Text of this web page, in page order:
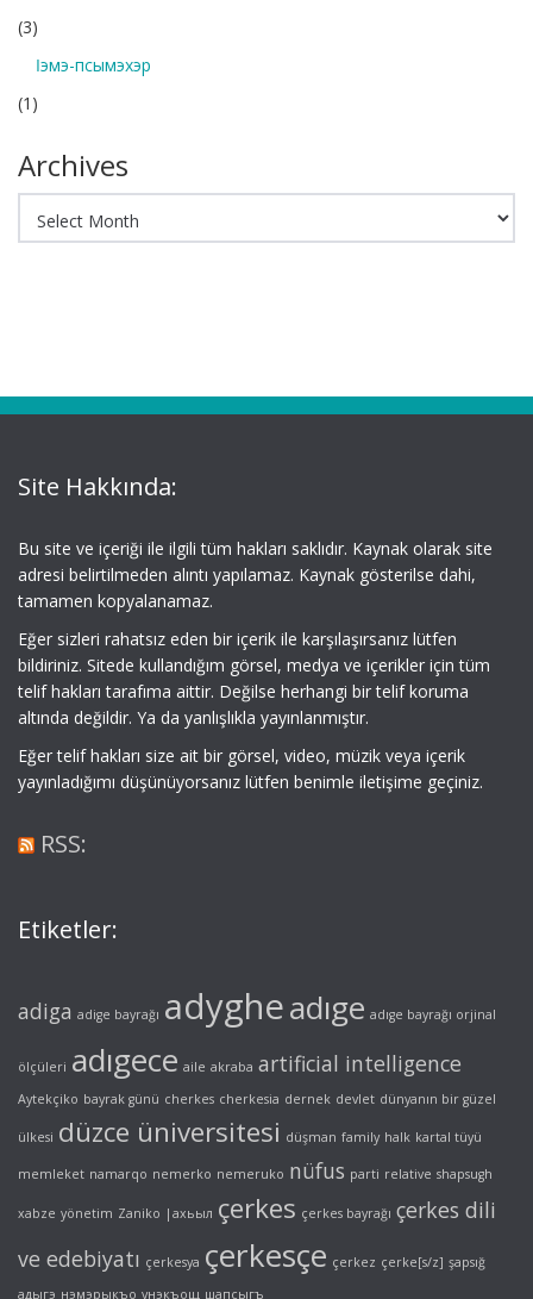
(3)
Ӏэмэ-псымэхэр
(1)
Archives
Site Hakkında:
Bu site ve içeriği ile ilgili tüm hakları saklıdır. Kaynak olarak site
adresi belirtilmeden alıntı yapılamaz. Kaynak gösterilse dahi,
tamamen kopyalanamaz.
Eğer sizleri rahatsız eden bir içerik ile karşılaşırsanız lütfen
bildiriniz. Sitede kullandığım görsel, medya ve içerikler için tüm
telif hakları tarafıma aittir. Değilse herhangi bir telif koruma
altında değildir. Ya da yanlışlıkla yayınlanmıştır.
Eğer telif hakları size ait bir görsel, video, müzik veya içerik
yayınladığımı düşünüyorsanız lütfen benimle iletişime geçiniz.
RSS:
Etiketler:
adiga adige bayrağı adygheadıge adıge bayrağı orjinal
ölçüleri adıgece aile akraba artificial intelligence
Aytekçiko bayrak günü cherkes cherkesia dernek devlet dünyanın bir güzel
ülkesi düzce üniversitesi düşman family halk kartal tüyü
memleket namarqo nemerko nemeruko nüfus parti relative shapsugh
xabze yönetim Zaniko |ахьыл çerkes çerkes bayrağı çerkes dili
ve edebiyatı çerkesya çerkesçe çerkez çerke[s/z] şapsığ
адыгэ нэмэрыкъо унэкъощ шапсыгъ